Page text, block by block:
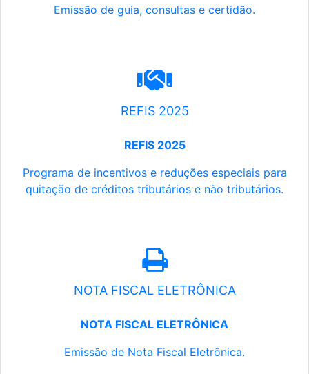
Emissão de guia, consultas e certidão.
REFIS 2025
REFIS 2025
Programa de incentivos e reduções especiais para
quitação de créditos tributários e não tributários.
NOTA FISCAL ELETRÔNICA
NOTA FISCAL ELETRÔNICA
Emissão de Nota Fiscal Eletrônica.